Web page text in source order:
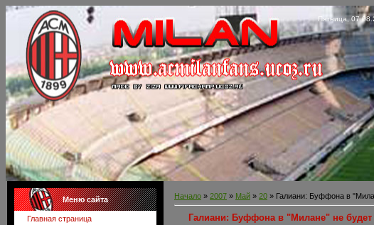
Пятница,
Меню сайта
Главная страница
Начало » 2007 » Май » 20 » Галиани: Буффона в
Галиани: Буффона в "Милане" не будет